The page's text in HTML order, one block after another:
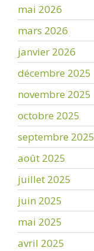
mai 2026
mars 2026
janvier 2026
décembre 2025
novembre 2025
octobre 2025
septembre 2025
août 2025
juillet 2025
juin 2025
mai 2025
avril 2025